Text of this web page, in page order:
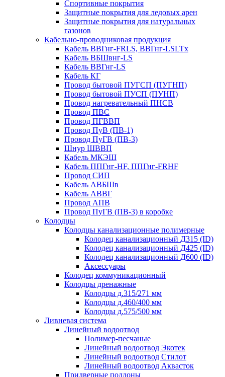
Спортивные покрытия
Защитные покрытия для ледовых арен
Защитные покрытия для натуральных
газонов
Кабельно-проводниковая продукция
Кабель ВВГнг-FRLS, ВВГнг-LSLTx
Кабель ВБШвнг-LS
Кабель ВВГнг-LS
Кабель КГ
Провод бытовой ПУГСП (ПУГНП)
Провод бытовой ПУСП (ПУНП)
Провод нагревательный ПНСВ
Провод ПВС
Провод ПГВВП
Провод ПуВ (ПВ-1)
Провод ПуГВ (ПВ-3)
Шнур ШВВП
Кабель МКЭШ
Кабель ППГнг-HF, ППГнг-FRHF
Провод СИП
Кабель АВБШв
Кабель АВВГ
Провод АПВ
Провод ПуГВ (ПВ-3) в коробке
Колодцы
Колодцы канализационные полимерные
Колодец канализационный Д315 (ID)
Колодец канализационный Д425 (ID)
Колодец канализационный Д600 (ID)
Аксессуары
Колодец коммуникационный
Колодцы дренажные
Колодцы д.315/271 мм
Колодцы д.460/400 мм
Колодцы д.575/500 мм
Ливневая система
Линейный водоотвод
Полимер-песчаные
Линейный водоотвод Экотек
Линейный водоотвод Стилот
Линейный водоотвод Аквасток
Придверные поддоны